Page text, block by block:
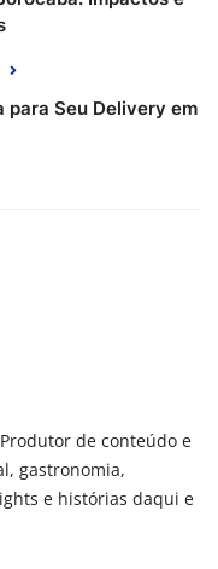
para Seu Delivery em
de conteúdo e
gastronomia,
e histórias daqui e